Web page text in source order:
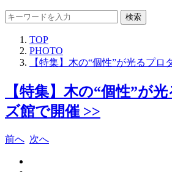
検索
TOP
PHOTO
【特集】木の“個性”が光るプ
【特集】木の“個性”が
ズ館で開催 >>
前へ 次へ